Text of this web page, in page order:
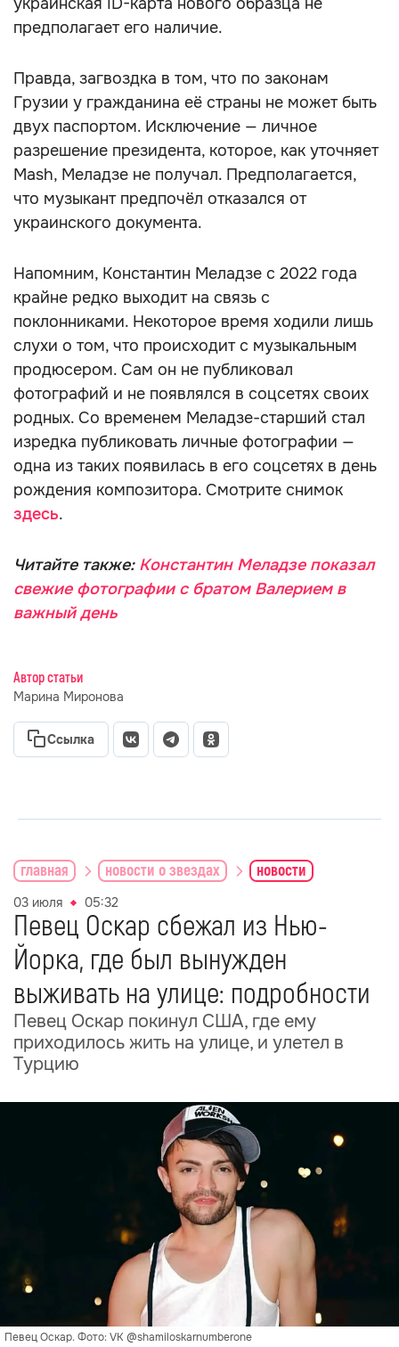
предполагает его наличие.
Правда, загвоздка в том, что по законам
Грузии у гражданина её страны не может быть
двух паспортом. Исключение — личное
разрешение президента, которое, как уточняет
Mash, Меладзе не получал. Предполагается,
что музыкант предпочёл отказался от
украинского документа.
Напомним, Константин Меладзе с 2022 года
крайне редко выходит на связь с
поклонниками. Некоторое время ходили лишь
слухи о том, что происходит с музыкальным
продюсером. Сам он не публиковал
фотографий и не появлялся в соцсетях своих
родных. Со временем Меладзе-старший стал
изредка публиковать личные фотографии —
одна из таких появилась в его соцсетях в день
рождения композитора. Смотрите снимок
здесь.
Читайте также: Константин Меладзе показал
свежие фотографии с братом Валерием в
важный день
Автор статьи
Марина Миронова
Ссылка
главная новости о звездах новости
03 июля 05:32
Певец Оскар сбежал из Нью-
Йорка, где был вынужден
выживать на улице: подробности
Певец Оскар покинул США, где ему
приходилось жить на улице, и улетел в
Турцию
Певец Оскар. Фото: VK @shamiloskarnumberone